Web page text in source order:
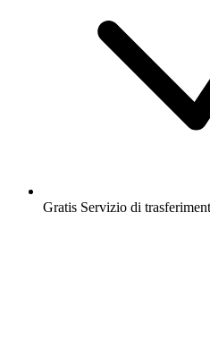
Gratis Servizio di